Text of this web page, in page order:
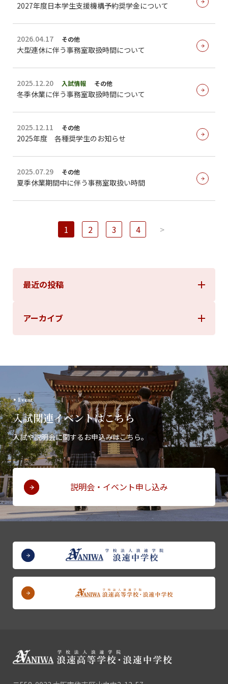
2027年度日本学生支援機構予約奨学金について
2026.04.17 その他
大型連休に伴う事務室取扱時間について
2025.12.20 入試情報 その他
冬季休業に伴う事務室取扱時間について
2025.12.11 その他
2025年度 各種奨学生のお知らせ
2025.07.29 その他
夏季休業期間中に伴う事務室取扱い時間
投
稿
ペ
ー
ジ
り
1 2 3 4 >
最近の投稿
アーカイブ
Event
入試関連イベントはこちら
入試や説明会に関するお申込みはこちら。
説明会・イベント申し込み